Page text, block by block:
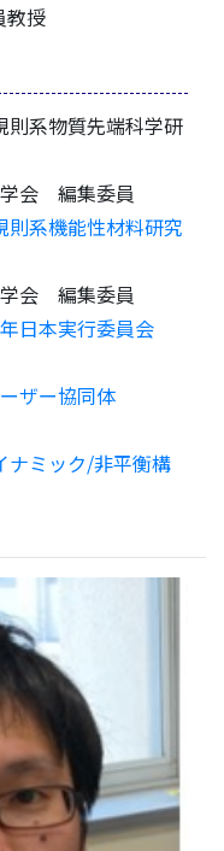
授
則系物質先端科学研
学会 編集委員
則系機能性材料研究
学会 編集委員
日本実行委員会
ザー協同体
ナミック/非平衡構